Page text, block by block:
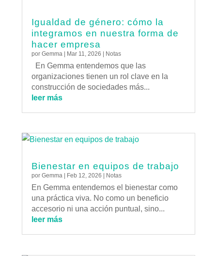
Igualdad de género: cómo la
integramos en nuestra forma de
hacer empresa
por Gemma| Mar 11, 2026 Notas
En Gemma entendemos que las
organizaciones tienen un rol clave en la
construcción de sociedades más...
leer más
Bienestar en equipos de trabajo
por Gemma| Feb 12, 2026 Notas
En Gemma entendemos el bienestar como
una práctica viva. No como un beneficio
accesorio ni una acción puntual, sino...
leer más